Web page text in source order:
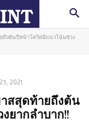
ถึงต้นปีหน้าโควิดมีแนวโน้มช่วง
2021
สสุดท้ายถึงต้น
ยากลำบาก!!